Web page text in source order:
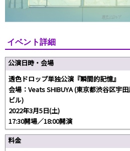
イベント詳細
公演日時・会場
透色ドロップ単独公演『瞬間的記憶』
会場：Veats SHIBUYA (東京都渋谷区宇
ビル)
2022年3月5日(土)
17:30開場／18:00開演
料金